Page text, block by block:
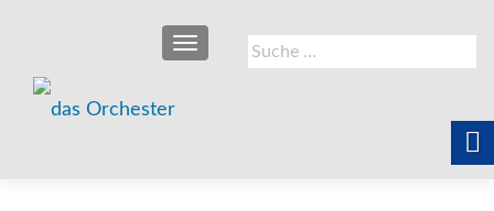
Suche
nach:
SCHALTE NAVIGATION